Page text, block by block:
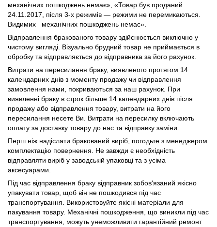
механічних пошкоджень немає», «Товар був проданий
24.11.2017, після 3-х режимів — режими не перемикаються.
Видимих механічних пошкоджень немає».
Відправлення бракованого товару здійснюється виключно у
чистому вигляді. Візуально брудний товар не приймається в
обробку та відправляється до відправника за його рахунок.
Витрати на пересилання браку, виявленого протягом 14
календарних днів з моменту продажу чи відправлення
замовлення нами, покриваються за наш рахунок. При
виявленні браку в строк більше 14 календарних днів після
продажу або відправлення товару, витрати на його
пересилання несете Ви. Витрати на пересилку включають
оплату за доставку товару до нас та відправку заміни.
Перш ніж надіслати бракований виріб, погодьте з менеджером
комплектацію повернення. Не завжди є необхідність
відправляти виріб у заводській упаковці та з усіма
аксесуарами.
Під час відправлення браку відправник зобов'язаний якісно
упакувати товар, щоб він не пошкодився під час
транспортування. Використовуйте якісні матеріали для
пакування товару. Механічні пошкодження, що виникли під час
транспортування, можуть унеможливити гарантійний ремонт